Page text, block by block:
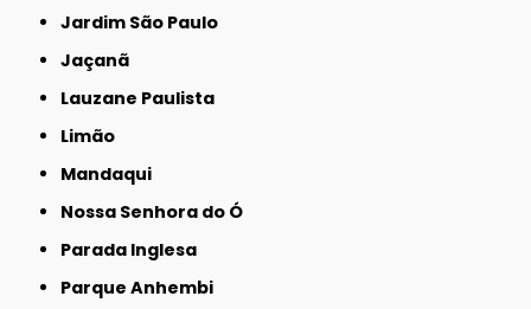
Jardim São Paulo
Jaçanã
Lauzane Paulista
Limão
Mandaqui
Nossa Senhora do Ó
Parada Inglesa
Parque Anhembi